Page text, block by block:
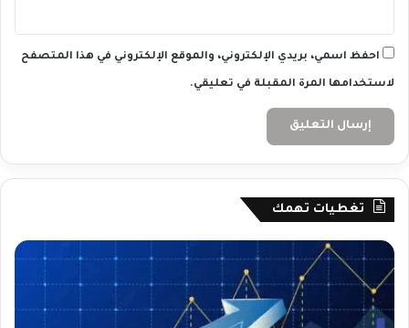
2
4
احفظ اسمي، بريدي الإلكتروني، والموقع الإلكتروني في هذا المتصفح
لاستخدامها المرة المقبلة في تعليقي.
تغطيات تهمك